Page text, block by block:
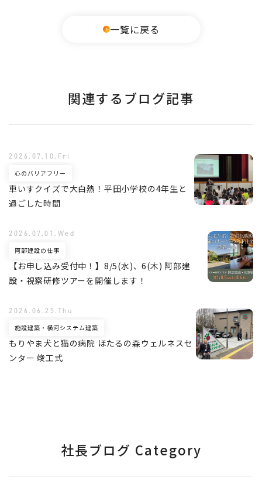
一覧に戻る
関連するブログ記事
車いすクイズで大白熱！平田小学校の4年生と
過ごした時間
心のバリアフリー
2026.07.10.Fri
【お申し込み受付中！】8/5(水)、6(木) 阿部建
設・視察研修ツアーを開催します！
阿部建設の仕事
2026.07.01.Wed
もりやま犬と猫の病院 ほたるの森ウェルネスセ
ンター 竣工式
施設建築・横河システム建築
2026.06.25.Thu
社長ブログ Category